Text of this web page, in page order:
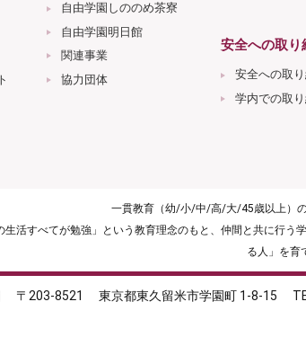
自由学園しののめ茶寮
自由学園明日館
関連事業
協力団体
安全への取り
安全への取
学内での取
一貫教育（幼/小/中/高/大/45歳以上）
生活すべてが勉強」という教育理念のもと、仲間と共に行
る人」を育
〒203-8521 東京都東久留米市学園町 1-8-15